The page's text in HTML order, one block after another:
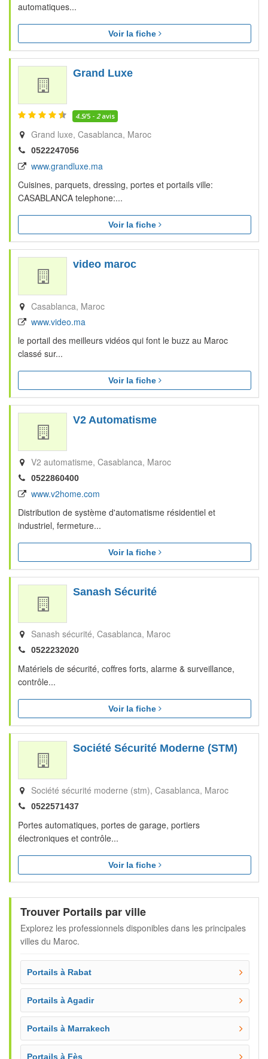
automatiques...
Voir la fiche
Grand Luxe
4.5/5 - 2avis
Grand luxe Casablanca Maroc
0522247056
www.grandluxe.ma
Cuisines, parquets, dressing, portes et portails ville:
CASABLANCA telephone:...
Voir la fiche
video maroc
Casablanca Maroc
www.video.ma
le portail des meilleurs vidéos qui font le buzz au Maroc
classé sur...
Voir la fiche
V2 Automatisme
V2 automatisme Casablanca Maroc
0522860400
www.v2home.com
Distribution de système d'automatisme résidentiel et
industriel, fermeture...
Voir la fiche
Sanash Sécurité
Sanash sécurité Casablanca Maroc
0522232020
Matériels de sécurité, coffres forts, alarme & surveillance,
contrôle...
Voir la fiche
Société Sécurité Moderne (STM)
Société sécurité moderne (stm) Casablanca Maroc
0522571437
Portes automatiques, portes de garage, portiers
électroniques et contrôle...
Voir la fiche
Trouver Portails par ville
Explorez les professionnels disponibles dans les principales
villes du Maroc.
Portails à Rabat
Portails à Agadir
Portails à Marrakech
Portails à Fès